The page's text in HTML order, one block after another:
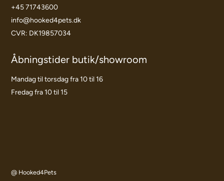
+45 71743600
info@hooked4pets.dk
CVR: DK19857034
Åbningstider butik/showroom
Mandag til torsdag fra 10 til 16
Fredag fra 10 til 15
@ Hooked4Pets